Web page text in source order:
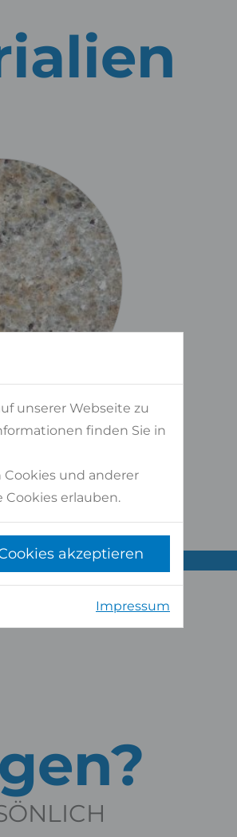
unserer Webseite zu
finden Sie in
und anderer
erlauben.
akzeptieren
Impressum